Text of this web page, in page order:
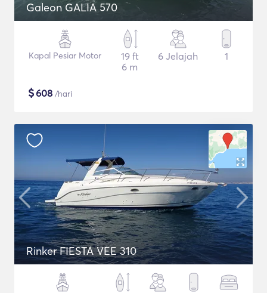
Galeon GALIA 570
Kapal Pesiar Motor
19 ft
6 m
6 Jelajah 1
$608 /hari
Rinker FIESTA VEE 310